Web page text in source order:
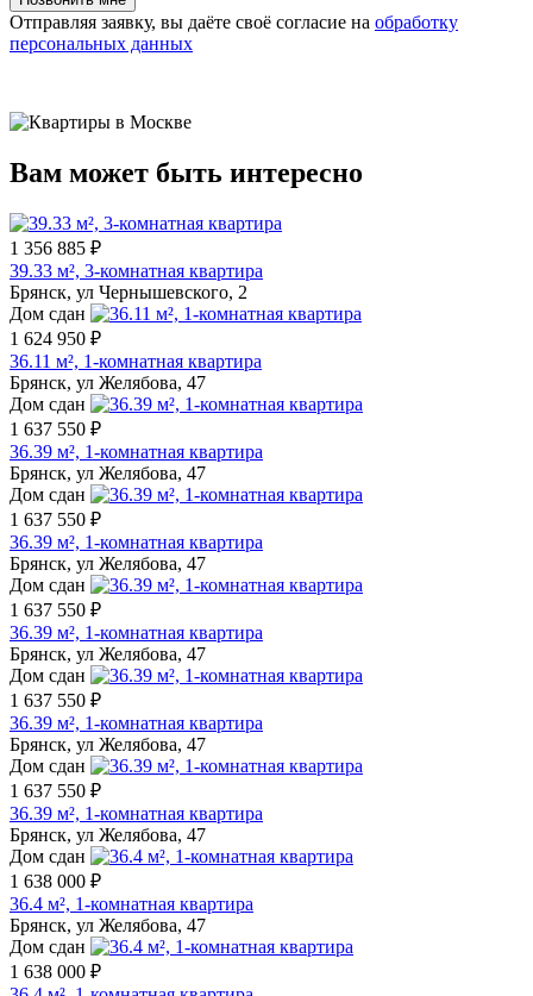
Отправляя заявку, вы даёте своё согласие на обработку
персональных данных
Вам может быть интересно
1 356 885 ₽
39.33 м², 3-комнатная квартира
Брянск, ул Чернышевского, 2
Дом сдан
1 624 950 ₽
36.11 м², 1-комнатная квартира
Брянск, ул Желябова, 47
Дом сдан
1 637 550 ₽
36.39 м², 1-комнатная квартира
Брянск, ул Желябова, 47
Дом сдан
1 637 550 ₽
36.39 м², 1-комнатная квартира
Брянск, ул Желябова, 47
Дом сдан
1 637 550 ₽
36.39 м², 1-комнатная квартира
Брянск, ул Желябова, 47
Дом сдан
1 637 550 ₽
36.39 м², 1-комнатная квартира
Брянск, ул Желябова, 47
Дом сдан
1 637 550 ₽
36.39 м², 1-комнатная квартира
Брянск, ул Желябова, 47
Дом сдан
1 638 000 ₽
36.4 м², 1-комнатная квартира
Брянск, ул Желябова, 47
Дом сдан
1 638 000 ₽